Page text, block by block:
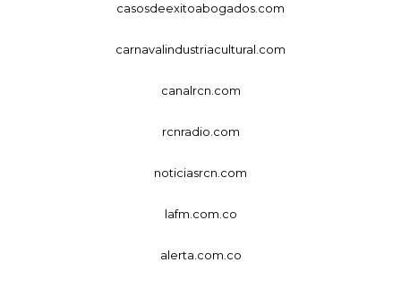
casosdeexitoabogados.com
carnavalindustriacultural.com
canalrcn.com
rcnradio.com
noticiasrcn.com
lafm.com.co
alerta.com.co